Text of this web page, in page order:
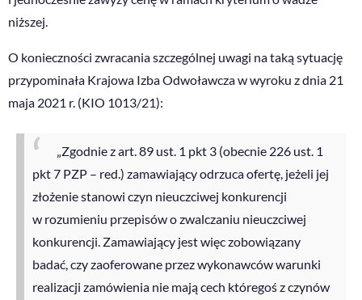
niższej.
O konieczności zwracania szczególnej uwagi na taką sytuację
przypominała Krajowa Izba Odwoławcza w wyroku z dnia 21
maja 2021 r. (KIO 1013/21):
„Zgodnie z art. 89 ust. 1 pkt 3 (obecnie 226 ust. 1
pkt 7 PZP – red.) zamawiający odrzuca ofertę, jeżeli jej
złożenie stanowi czyn nieuczciwej konkurencji
w rozumieniu przepisów o zwalczaniu nieuczciwej
konkurencji. Zamawiający jest więc zobowiązany
badać, czy zaoferowane przez wykonawców warunki
realizacji zamówienia nie mają cech któregoś z czynów